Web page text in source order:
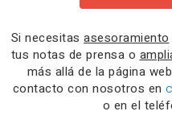
Si necesitas asesoramiento
tus notas de prensa o
más allá de la página
contacto con nosotros en
o en el